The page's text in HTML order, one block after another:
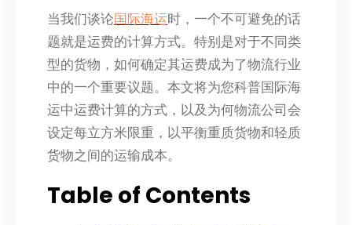
当我们谈论国际海运时，一个不可避免的话
题就是运费的计算方式。特别是对于不同类
型的货物，如何确定其运费成为了物流行业
中的一个重要议题。本文将为您科普国际海
运中运费计算的方式，以及为何物流公司会
设定每立方米限重，以平衡重质货物和轻质
货物之间的运输成本。
Table of Contents